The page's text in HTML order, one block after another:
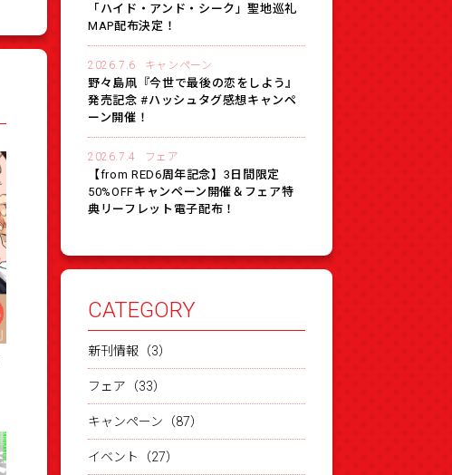
「ハイド・アンド・シーク」聖地巡礼
MAP配布決定！
2026.7.6 キャンペーン
野々島凧『今世で最後の恋をしよう』
発売記念 #ハッシュタグ感想キャンペ
ーン開催！
2026.7.4 フェア
【from RED6周年記念】3日間限定
50%OFFキャンペーン開催＆フェア特
典リーフレット電子配布！
CATEGORY
新刊情報（3）
フェア（33）
キャンペーン（87）
イベント（27）